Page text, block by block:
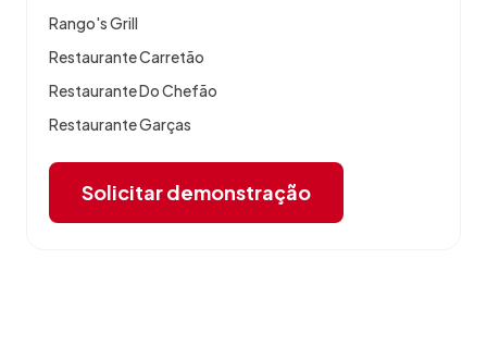
Rango's Grill
Restaurante Carretão
Restaurante Do Chefão
Restaurante Garças
Solicitar demonstração